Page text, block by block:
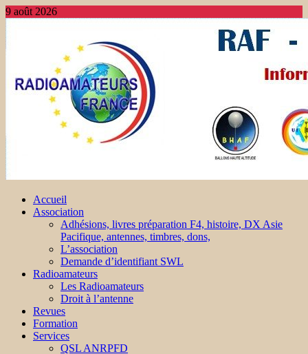
9 août 2026
Accueil
Association
Adhésions, livres préparation F4, histoire, DX Asie
Pacifique, antennes, timbres, dons,
L’association
Demande d’identifiant SWL
Radioamateurs
Les Radioamateurs
Droit à l’antenne
Revues
Formation
Services
QSL ANRPFD